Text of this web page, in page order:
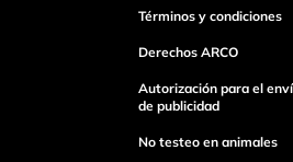
Términos y condiciones
Derechos ARCO
Autorización para el
de publicidad
No testeo en animales